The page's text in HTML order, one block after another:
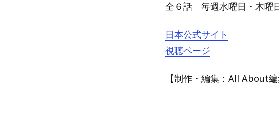
全６話 毎週水曜日・木曜
日本公式サイト
視聴ページ
【制作・編集：All About編